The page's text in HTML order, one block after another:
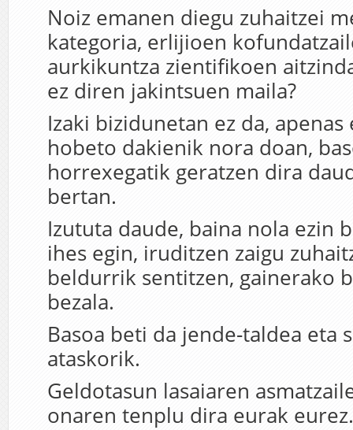
Noiz emanen diegu zuhaitzei
kategoria, erlijioen
aurkikuntza zientifikoen
ez diren jakintsuen maila?
Izaki bizidunetan ez da,
hobeto dakienik nora doan,
horrexegatik geratzen dira
bertan.
Izututa daude, baina nola ezin
ihes egin, iruditzen zaigu
beldurrik sentitzen, gainerako
bezala.
Basoa beti da jende-taldea eta
ataskorik.
Geldotasun lasaiaren
onaren tenplu dira eurak eurez.